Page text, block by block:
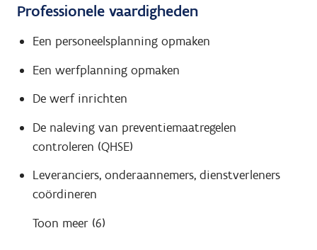
Professionele vaardigheden
Een personeelsplanning opmaken
Een werfplanning opmaken
De werf inrichten
De naleving van preventiemaatregelen
controleren (QHSE)
Leveranciers, onderaannemers, dienstverleners
coördineren
Toon meer (6)